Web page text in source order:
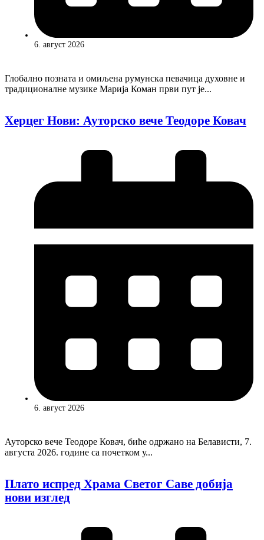
6. август 2026
Глобално позната и омиљена румунска певачица духовне и
традиционалне музике Марија Коман први пут је...
Херцег Нови: Ауторско вече Теодоре Ковач
6. август 2026
Ауторско вече Теодоре Ковач, биће одржано на Белависти, 7.
августа 2026. године са почетком у...
Плато испред Храма Светог Саве добија
нови изглед